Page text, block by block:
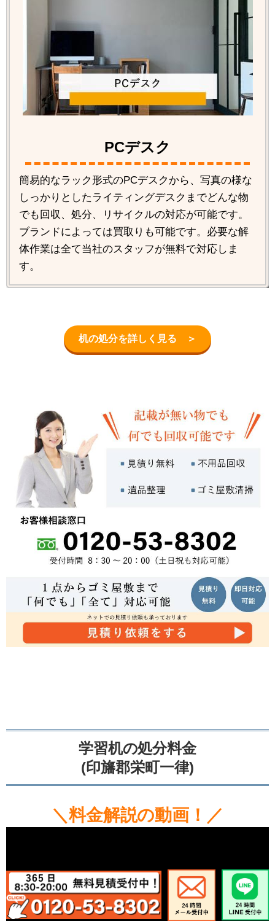
PCデスク
簡易的なラック形式のPCデスクから、写真の様な
しっかりとしたライティングデスクまでどんな物
でも回収、処分、リサイクルの対応が可能です。
ブランドによっては買取りも可能です。必要な解
体作業は全て当社のスタッフが無料で対応しま
す。
机の処分を詳しく見る ＞
学習机の処分料金
(印旛郡栄町一律)
＼料金解説の動画！／